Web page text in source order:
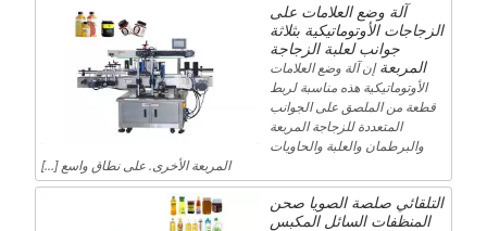
آلة وضع العلامات على
الزجاجات الأوتوماتيكية بثلاثة
جوانب لعلبة الزجاجة
المربعة إن آلة وضع العلامات
الأوتوماتيكية هذه مناسبة لربط
قطعة من الملصق على الجوانب
المتعددة للزجاجة المربعة
والبرطمان والعلبة والحاويات
المربعة الأخرى. على نطاق واسع […]
التلقائي صلصة الصويا صحن
المنظفات السائل المكبس